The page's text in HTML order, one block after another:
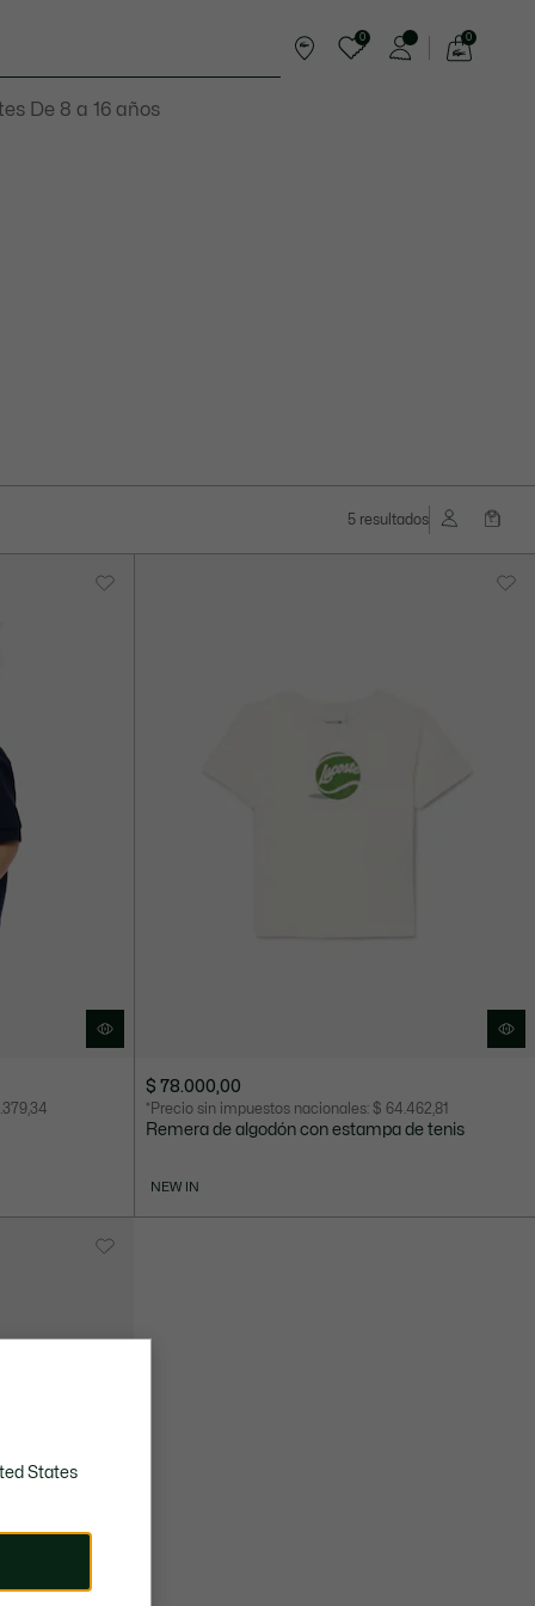
De 8 a 16 años
0 0
5 resultados
$ 78.000,00
*Precio sin impuestos nacionales: $ 64.462,81
Remera de algodón con estampa de tenis
NEW IN
States